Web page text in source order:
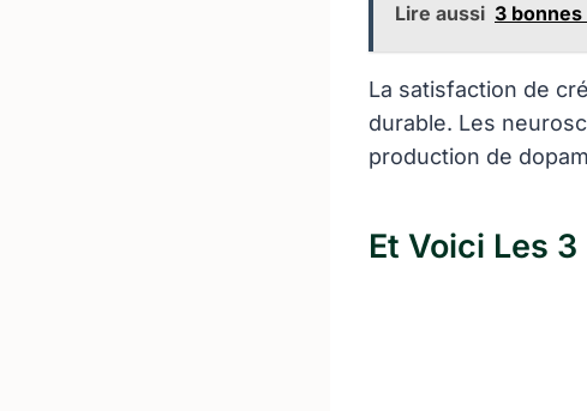
Lire aussi 3
La satisfaction de
durable. Les
production de
Et Voici Les